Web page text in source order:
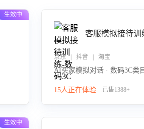
生效中
客服模拟接待训
京东 | 抖音 | 淘宝
AI买家模拟对话 · 数码3C类
15人正在体验...已售1388+
生效中